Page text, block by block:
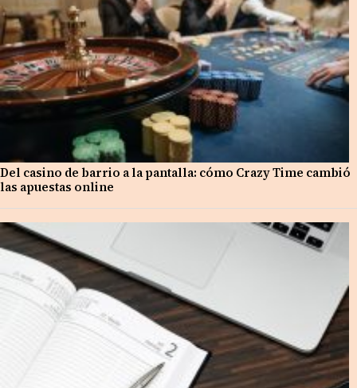
Del casino de barrio a la pantalla: cómo Crazy Time cambió
las apuestas online